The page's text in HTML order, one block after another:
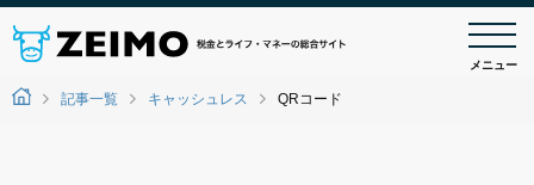
メニュー
記事一覧 キャッシュレス QRコード